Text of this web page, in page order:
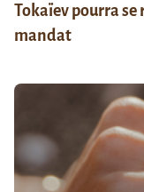
Tokaïev pourra se
mandat